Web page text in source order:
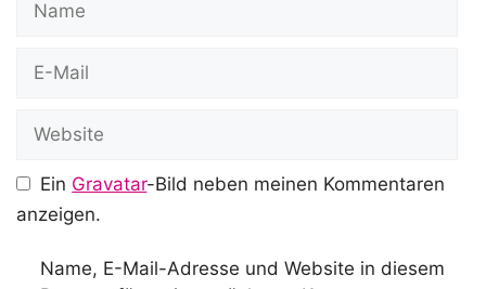
Mail
Ein Gravatar-Bild neben meinen Kommentaren
anzeigen.
Name, E-Mail-Adresse und Website in diesem